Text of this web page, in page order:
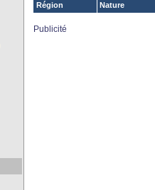
Région
Nature
Publicité